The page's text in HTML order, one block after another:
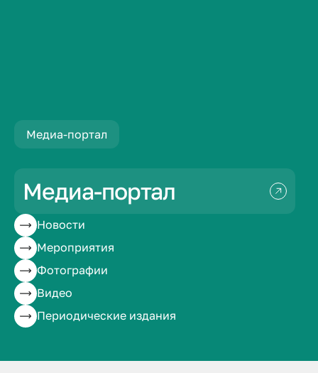
Медиа-портал
Медиа-портал
Новости
Мероприятия
Фотографии
Видео
Периодические издания
Новости Преподаватели ВолгГМУ организовали эколо...
ВолгГМУ
организовали
экологические уроки
для школьников